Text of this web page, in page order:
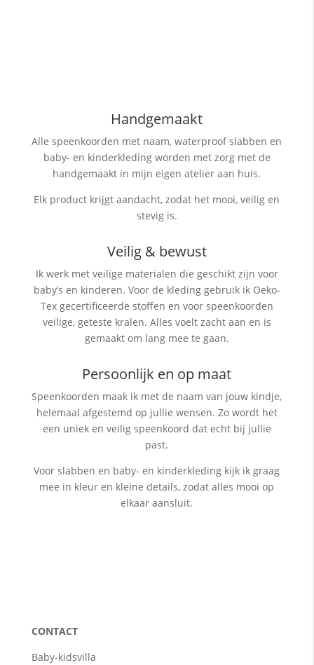
Handgemaakt
Alle speenkoorden met naam, waterproof slabbenen
baby- en kinderkleding worden met zorg met de
handgemaakt in mijn eigen atelier aan huis.
Elk product krijgt aandacht, zodat het mooi, veilig en
stevig is.
Veilig & bewust
Ik werk met veilige materialen die geschikt zijn voor
baby’s en kinderen. Voor de kleding gebruik ik Oeko-
Tex gecertificeerde stoffen en voor speenkoorden
veilige, geteste kralen. Alles voelt zacht aan en is
gemaakt om lang mee te gaan.
Persoonlijk en op maat
Speenkoorden maak ik met de naam van jouw kindje,
helemaal afgestemd op jullie wensen. Zo wordt het
een uniek en veilig speenkoord dat echt bij jullie
past.
Voor slabben en baby- en kinderkleding kijk ik graag
mee in kleur en kleine details, zodat alles mooi op
elkaar aansluit.
CONTACT
Baby-kidsvilla